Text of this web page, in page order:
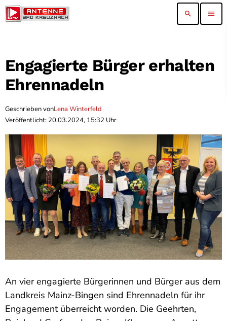
search menu
Engagierte Bürger erhalten
Ehrennadeln
Geschrieben vonLena Winterfeld
Veröffentlicht: 20.03.2024, 15:32 Uhr
An vier engagierte Bürgerinnen und Bürger aus dem
Landkreis Mainz-Bingen sind Ehrennadeln für ihr
Engagement überreicht worden. Die Geehrten,